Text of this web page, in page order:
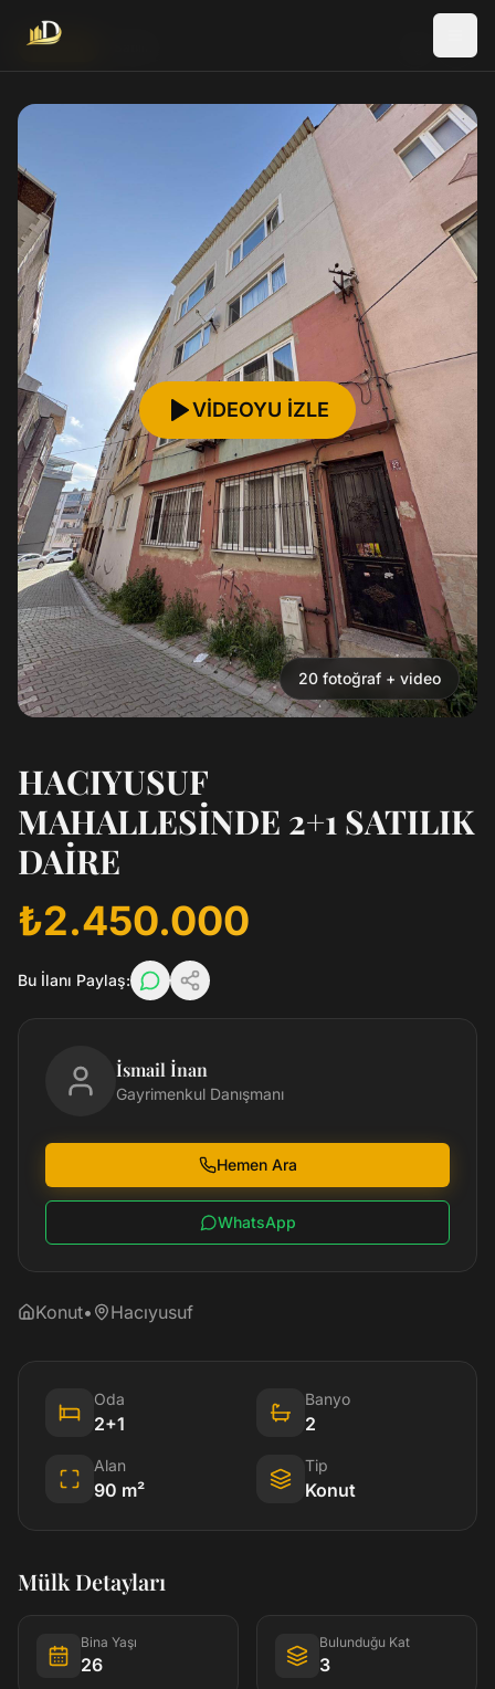
Yeni İlan
20 fotoğraf + video
VİDEOYU İZLE
HACIYUSUF
MAHALLESİNDE 2+1 SATILIK
DAİRE
₺2.450.000
Bu İlanı Paylaş:
İsmail İnan
Gayrimenkul Danışmanı
Hemen Ara
WhatsApp
Konut• Hacıyusuf
Oda
2+1
Banyo
2
Alan
90 m²
Tip
Konut
Mülk Detayları
Bina Yaşı
26
Bulunduğu Kat
3